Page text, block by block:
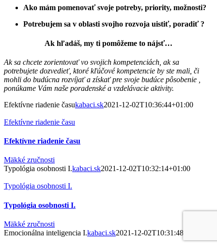
Ako mám pomenovať svoje potreby, priority, možnosti?
Potrebujem sa v oblasti svojho rozvoja uistiť, poradiť ?
Ak hľadáš, my ti pomôžeme to nájsť…
Ak sa chcete zorientovať vo svojich kompetenciách, ak sa
potrebujete dozvedieť, ktoré kľúčové kompetencie by ste mali, či
mohli do budúcna rozvíjať a získať pre svoje budúce pôsobenie ,
ponúkame Vám naše poradenské a vzdelávacie aktivity.
Efektívne riadenie časukabaci.sk2021-12-02T10:36:44+01:00
Efektívne riadenie času
Efektívne riadenie času
Mäkké zručnosti
Typológia osobnosti I.kabaci.sk2021-12-02T10:32:14+01:00
Typológia osobnosti I.
Typológia osobnosti I.
Mäkké zručnosti
Emocionálna inteligencia I.kabaci.sk2021-12-02T10:31:48+01:00